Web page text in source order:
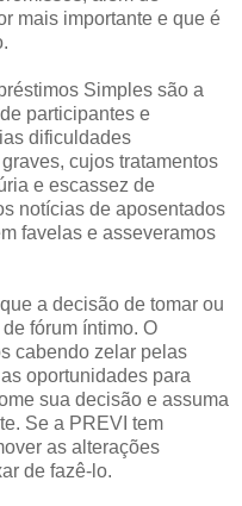
mais importante e que é
Simples são a
participantes e
dificuldades
cujos tratamentos
e escassez de
notícias de aposentados
favelas e asseveramos
a decisão de tomar ou
fórum íntimo. O
cabendo zelar pelas
oportunidades para
sua decisão e assuma
Se a PREVI tem
as alterações
de fazê-lo.